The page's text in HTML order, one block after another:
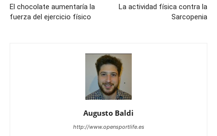
El chocolate aumentaría la
fuerza del ejercicio físico
La actividad física contra la
Sarcopenia
Augusto Baldi
http://www.opensportlife.es